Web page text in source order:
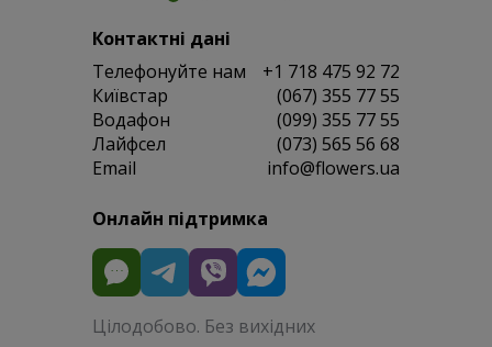
Контактні дані
Телефонуйте нам
+1 718 475 92 72
Київстар
(067) 355 77 55
Водафон
(099) 355 77 55
Лайфсел
(073) 565 56 68
Email
info@flowers.ua
Онлайн підтримка
Цілодобово. Без вихідних